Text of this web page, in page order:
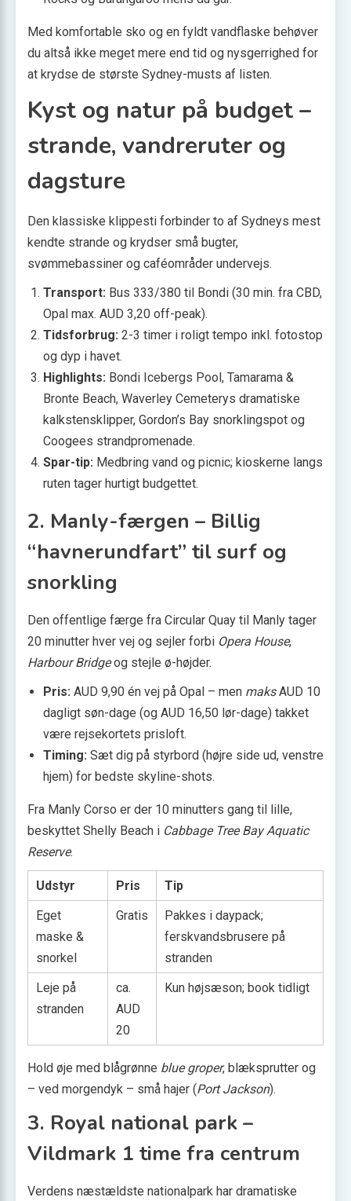
Med komfortable sko og en fyldt vandflaske behøver
du altså ikke meget mere end tid og nysgerrighed for
at krydse de største Sydney-musts af listen.
Kyst og natur på budget –
strande, vandreruter og
dagsture
Den klassiske klippesti forbinder to af Sydneys mest
kendte strande og krydser små bugter,
svømmebassiner og caféområder undervejs.
Transport: Bus 333/380 til Bondi (30 min. fra CBD,
Opal max. AUD 3,20 off-peak).
Tidsforbrug: 2-3 timer i roligt tempo inkl. fotostop
og dyp i havet.
Highlights: Bondi Icebergs Pool, Tamarama &
Bronte Beach, Waverley Cemeterys dramatiske
kalkstensklipper, Gordon’s Bay snorklingspot og
Coogees strandpromenade.
Spar-tip: Medbring vand og picnic; kioskerne langs
ruten tager hurtigt budgettet.
2. Manly-færgen – Billig
“havnerundfart” til surf og
snorkling
Den offentlige færge fra Circular Quay til Manly tager
20 minutter hver vej og sejler forbi Opera House,
Harbour Bridgeog stejle ø-højder.
Pris: AUD 9,90 én vej på Opal – men maksAUD 10
dagligt søn-dage (og AUD 16,50 lør-dage) takket
være rejsekortets prisloft.
Timing: Sæt dig på styrbord (højre side ud, venstre
hjem) for bedste skyline-shots.
Fra Manly Corso er der 10 minutters gang til lille,
beskyttet Shelly Beach i Cabbage Tree Bay Aquatic
Reserve.
Udstyr Pris
Tip
Eget
maske &
snorkel
Gratis
Pakkes i daypack;
ferskvandsbrusere på
stranden
Leje på
stranden
ca.
AUD
20
Kun højsæson; book tidligt
Hold øje med blågrønne blue groper, blæksprutter og
– ved morgendyk – små hajer (Port Jackson).
3. Royal national park –
Vildmark 1 time fra centrum
Verdens næstældste nationalpark har dramatiske